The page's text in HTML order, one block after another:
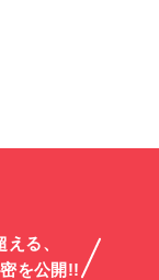
える、
を公開!!